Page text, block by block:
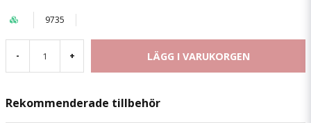
9735
- + LÄGG I VARUKORGEN
Rekommenderade tillbehör